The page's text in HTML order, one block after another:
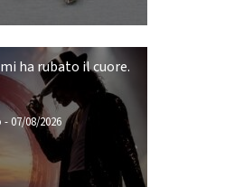
ha rubato il cuore.
-07/08/2026